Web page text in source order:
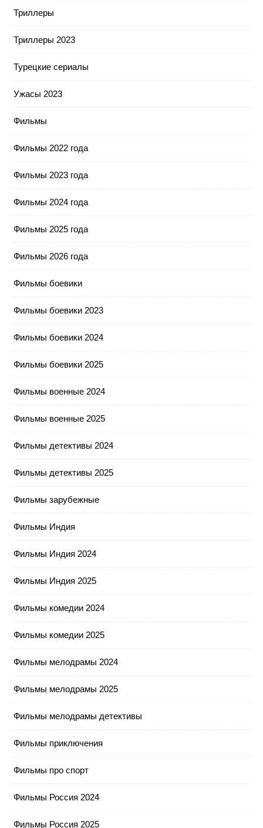
Триллеры
Триллеры 2023
Турецкие сериалы
Ужасы 2023
Фильмы
Фильмы 2022 года
Фильмы 2023 года
Фильмы 2024 года
Фильмы 2025 года
Фильмы 2026 года
Фильмы боевики
Фильмы боевики 2023
Фильмы боевики 2024
Фильмы боевики 2025
Фильмы военные 2024
Фильмы военные 2025
Фильмы детективы 2024
Фильмы детективы 2025
Фильмы зарубежные
Фильмы Индия
Фильмы Индия 2024
Фильмы Индия 2025
Фильмы комедии 2024
Фильмы комедии 2025
Фильмы мелодрамы 2024
Фильмы мелодрамы 2025
Фильмы мелодрамы детективы
Фильмы приключения
Фильмы про спорт
Фильмы Россия 2024
Фильмы Россия 2025